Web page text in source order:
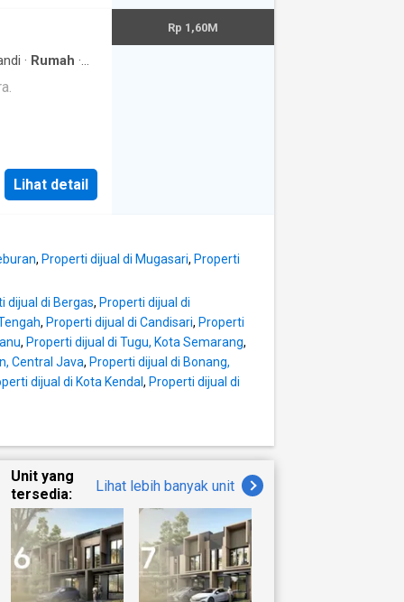
/ 9-11 menit
kokoh
tahun ke
· Rumah ·
Lihat detail
Rp 1,60M
, Properti dijual di Mugasari, Properti
dijual di Bergas, Properti dijual di
, Properti dijual di Candisari, Properti
, Properti dijual di Tugu, Kota Semarang,
Central Java, Properti dijual di Bonang,
dijual di Kota Kendal , Properti dijual di
Unit yang
tersedia:
Lihat lebih banyak unit